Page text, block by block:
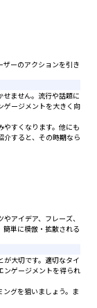
ザーのアクションを引き
せません。流行や話題に
ゲージメントを大きく向
すくなります。他にも
介すると、その時期なら
アイデア、フレーズ、
単に模倣・拡散される
が大切です。適切なタイ
ンゲージメントを得られ
グを狙いましょう。ま